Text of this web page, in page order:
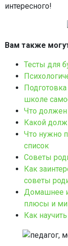
интересного!
Вам также
Тесты для
школе
Что должен
Какой
Что нужно
список
Советы
Как
советы
Домашнее
плюсы и
Как